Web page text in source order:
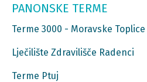
PANONSKE TERME
Terme 3000 - Moravske Toplice
Lječilište Zdravilišče Radenci
Terme Ptuj